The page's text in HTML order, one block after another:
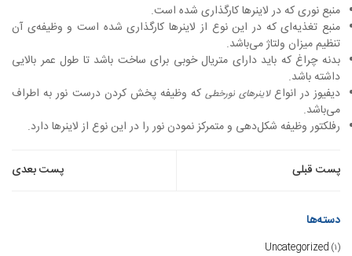
منبع نوری که در لاینرها کارگذاری شده است.
منبع تغذیه‌ای که در این نوع از لاینرها کارگذاری شده است و وظیفه‌ی آن
تنظیم میزان ولتاژ می‌باشد.
بدنه چراغ که باید دارای متریال خوبی برای ساخت باشد تا طول عمر بالایی
داشته باشد.
دیفیوز در انواعلاینرهای نورخطیکه وظیفه پخش کردن درست نور به اطراف
می‌باشد.
رفلکتور وظیفه شکل‌دهی و متمرکز نمودن نور را در این نوع از لاینرها دارد.
راهبری
نوشته
پست قبلی پست بعدی
دسته‌ها
Uncategorized (۱)